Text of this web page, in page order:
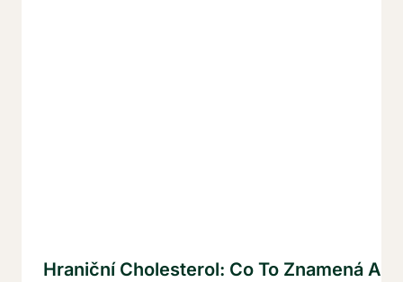
Hraniční Cholesterol: Co To Znamená A